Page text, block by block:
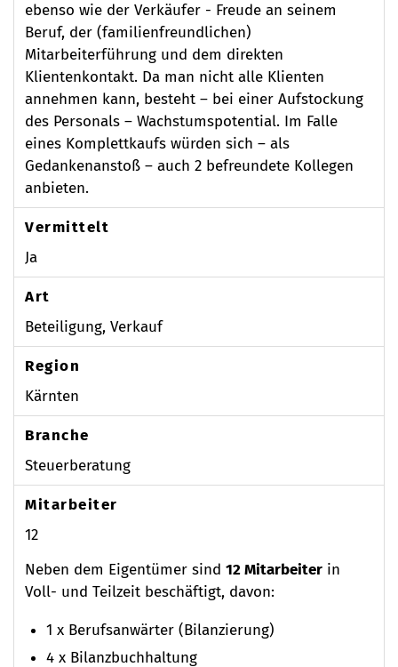
ebenso wie der Verkäufer - Freude an seinem
Beruf, der (familienfreundlichen)
Mitarbeiterführung und dem direkten
Klientenkontakt. Da man nicht alle Klienten
annehmen kann, besteht – bei einer Aufstockung
des Personals – Wachstumspotential. Im Falle
eines Komplettkaufs würden sich – als
Gedankenanstoß – auch 2 befreundete Kollegen
anbieten.
Vermittelt
Ja
Art
Beteiligung, Verkauf
Region
Kärnten
Branche
Steuerberatung
Mitarbeiter
12
Neben dem Eigentümer sind 12 Mitarbeiter in
Voll- und Teilzeit beschäftigt, davon:
1 x Berufsanwärter (Bilanzierung)
4 x Bilanzbuchhaltung